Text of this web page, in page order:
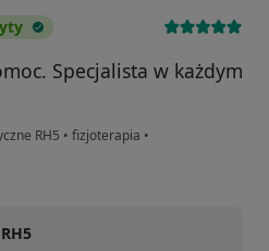
Specjalista w każdym
RH5 • fizjoterapia •